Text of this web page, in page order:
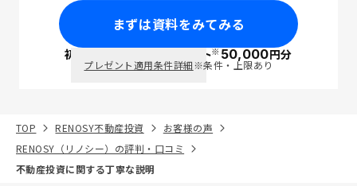
まずは資料をみてみる
初回面談で ポイント※50,000円分
プレゼント適用条件詳細※条件・上限あり
TOP RENOSY不動産投資
お客様の声
RENOSY（リノシー）の評判・口コミ
不動産投資に関する丁寧な説明